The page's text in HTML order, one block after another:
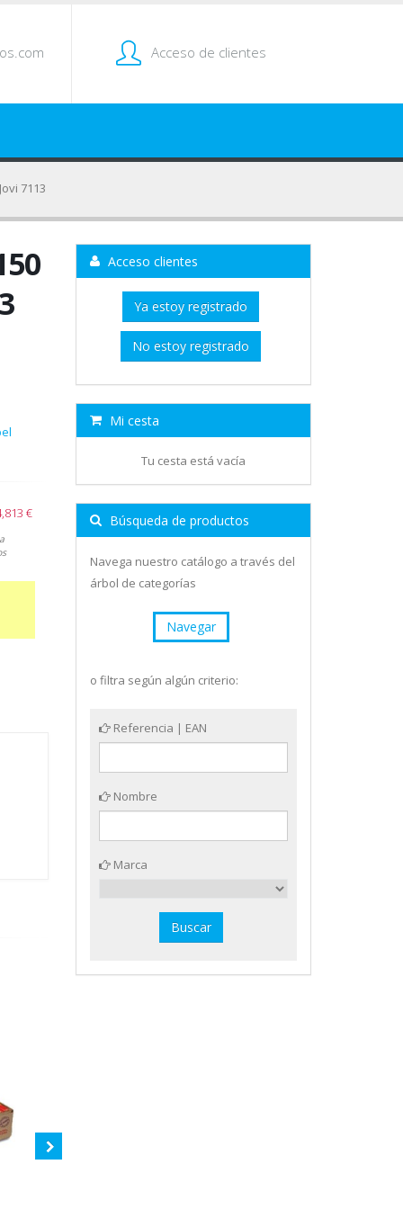
Acceso de clientes
7113
€
Acceso clientes
Ya estoy registrado
No estoy registrado
Mi cesta
Tu cesta está vacía
Búsqueda de productos
Navega nuestro catálogo a través del
árbol de categorías
Navegar
o filtra según algún criterio:
Referencia | EAN
Nombre
Marca